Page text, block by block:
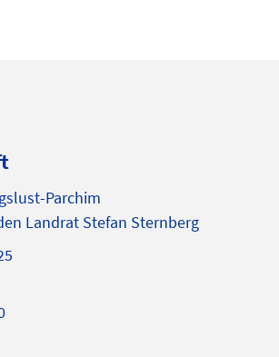
Parchim
Landrat Stefan Sternberg